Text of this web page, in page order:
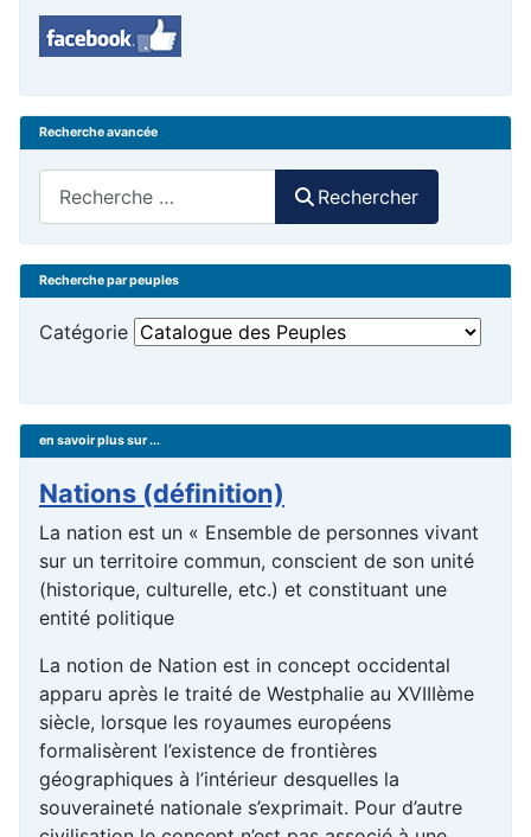
Recherche avancée
Rechercher
Recherche par peuples
Catégorie
en savoir plus sur ...
Nations (définition)
La nation est un « Ensemble de personnes vivant
sur un territoire commun, conscient de son unité
(historique, culturelle, etc.) et constituant une
entité politique
La notion de Nation est in concept occidental
apparu après le traité de Westphalie au XVIIIème
siècle, lorsque les royaumes européens
formalisèrent l’existence de frontières
géographiques à l’intérieur desquelles la
souveraineté nationale s’exprimait. Pour d’autre